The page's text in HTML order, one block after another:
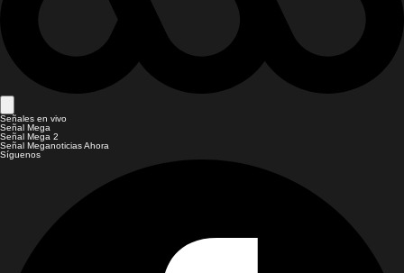
Señales en vivo
Señal Mega
Señal Mega 2
Señal Meganoticias Ahora
Síguenos